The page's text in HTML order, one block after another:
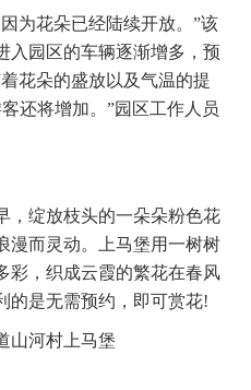
为花朵已经陆续开放。”该
入园区的车辆逐渐增多，预
花朵的盛放以及气温的提
还将增加。”园区工作人员
，绽放枝头的一朵朵粉色花
漫而灵动。上马堡用一树树
彩，织成云霞的繁花在春风
的是无需预约，即可赏花!
山河村上马堡